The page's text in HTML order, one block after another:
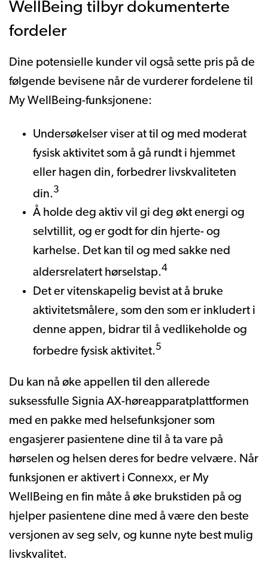
WellBeing tilbyr dokumenterte
fordeler
Dine potensielle kunder vil også sette pris på de
følgende bevisene når de vurderer fordelene til
My WellBeing-funksjonene:
Undersøkelser viser at til og med moderat
fysisk aktivitet som å gå rundt i hjemmet
eller hagen din, forbedrer livskvaliteten
din.3
Å holde deg aktiv vil gi deg økt energi og
selvtillit, og er godt for din hjerte- og
karhelse. Det kan til og med sakke ned
aldersrelatert hørselstap.4
Det er vitenskapelig bevist at å bruke
aktivitetsmålere, som den som er inkludert i
denne appen, bidrar til å vedlikeholde og
forbedre fysisk aktivitet.5
Du kan nå øke appellen til den allerede
suksessfulle Signia AX-høreapparatplattformen
med en pakke med helsefunksjoner som
engasjerer pasientene dine til å ta vare på
hørselen og helsen deres for bedre velvære. Når
funksjonen er aktivert i Connexx, er My
WellBeing en fin måte å øke brukstiden på og
hjelper pasientene dine med å være den beste
versjonen av seg selv, og kunne nyte best mulig
livskvalitet.